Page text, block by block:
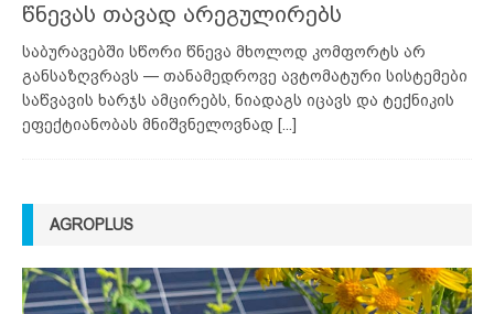
წნევას თავად არეგულირებს
საბურავებში სწორი წნევა მხოლოდ კომფორტს არ
განსაზღვრავს — თანამედროვე ავტომატური სისტემები
საწვავის ხარჯს ამცირებს, ნიადაგს იცავს და ტექნიკის
ეფექტიანობას მნიშვნელოვნად [...]
AGROPLUS